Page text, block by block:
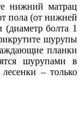
нижний матрац
пола (от нижней
(диаметр болта 1
шурупы
планки
шурупами в
– только